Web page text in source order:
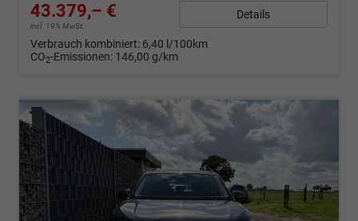
43.379,– €
incl. 19% MwSt.
Details
Verbrauch kombiniert: 6,40 l/100km
CO2-Emissionen: 146,00 g/km